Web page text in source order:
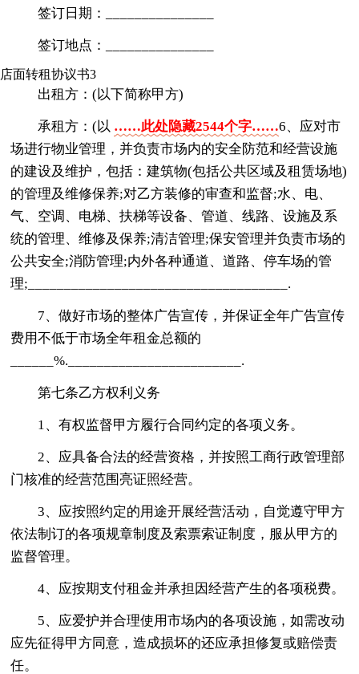
签订日期：_______________
签订地点：_______________
店面转租协议书3
出租方：(以下简称甲方)
承租方：(以 ……此处隐藏2544个字……6、应对市
场进行物业管理，并负责市场内的安全防范和经营设施
的建设及维护，包括：建筑物(包括公共区域及租赁场地)
的管理及维修保养;对乙方装修的审查和监督;水、电、
气、空调、电梯、扶梯等设备、管道、线路、设施及系
统的管理、维修及保养;清洁管理;保安管理并负责市场的
公共安全;消防管理;内外各种通道、道路、停车场的管
理;____________________________________.
7、做好市场的整体广告宣传，并保证全年广告宣传
费用不低于市场全年租金总额的
______%.________________________.
第七条乙方权利义务
1、有权监督甲方履行合同约定的各项义务。
2、应具备合法的经营资格，并按照工商行政管理部
门核准的经营范围亮证照经营。
3、应按照约定的用途开展经营活动，自觉遵守甲方
依法制订的各项规章制度及索票索证制度，服从甲方的
监督管理。
4、应按期支付租金并承担因经营产生的各项税费。
5、应爱护并合理使用市场内的各项设施，如需改动
应先征得甲方同意，造成损坏的还应承担修复或赔偿责
任。